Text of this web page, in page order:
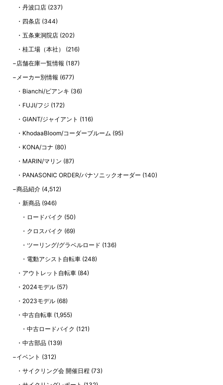
丹波口店 (237)
四条店 (344)
五条東洞院店 (202)
桂工場（本社）
(216)
店舗在庫一覧情報 (187)
メーカー別情報 (677)
Bianchi/ビアンキ (36)
FUJI/フジ (172)
GIANT/ジャイアント (116)
KhodaaBloom/コーダーブルーム (95)
KONA/コナ (80)
MARIN/マリン (87)
PANASONIC ORDER/パナソニックオーダー (140)
商品紹介 (4,512)
新商品 (946)
ロードバイク (50)
クロスバイク (69)
ツーリング/グラベルロード (136)
電動アシスト自転車(248)
アウトレット自転車 (84)
2024モデル (57)
2023モデル (68)
中古自転車 (1,955)
中古ロードバイク (121)
中古部品 (139)
イベント (312)
サイクリング会 開催日程 (73)